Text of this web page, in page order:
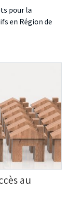
pour la
en Région de
au